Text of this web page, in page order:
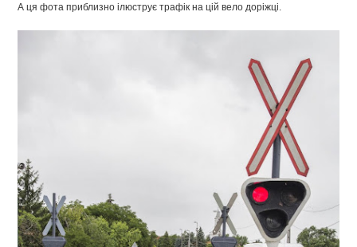
А ця фота приблизно ілюструє трафік на цій вело доріжці.